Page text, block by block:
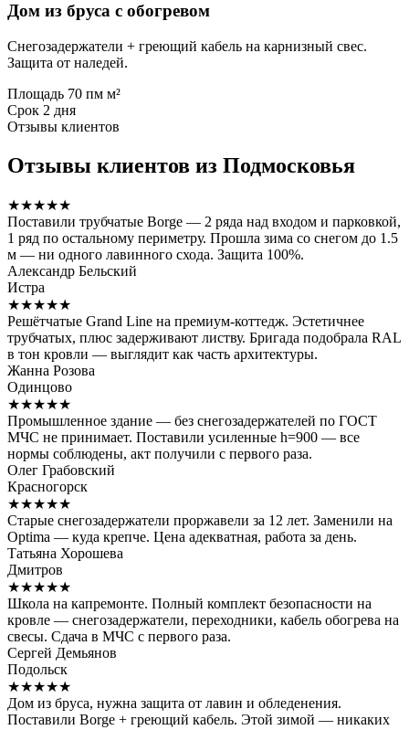
Дом из бруса с обогревом
Снегозадержатели + греющий кабель на карнизный свес.
Защита от наледей.
Площадь 70 пм м²
Срок 2 дня
Отзывы клиентов
Отзывы клиентов из Подмосковья
★★★★★
Поставили трубчатые Borge — 2 ряда над входом и парковкой,
1 ряд по остальному периметру. Прошла зима со снегом до 1.5
м — ни одного лавинного схода. Защита 100%.
Александр Бельский
Истра
★★★★★
Решётчатые Grand Line на премиум-коттедж. Эстетичнее
трубчатых, плюс задерживают листву. Бригада подобрала RAL
в тон кровли — выглядит как часть архитектуры.
Жанна Розова
Одинцово
★★★★★
Промышленное здание — без снегозадержателей по ГОСТ
МЧС не принимает. Поставили усиленные h=900 — все
нормы соблюдены, акт получили с первого раза.
Олег Грабовский
Красногорск
★★★★★
Старые снегозадержатели проржавели за 12 лет. Заменили на
Optima — куда крепче. Цена адекватная, работа за день.
Татьяна Хорошева
Дмитров
★★★★★
Школа на капремонте. Полный комплект безопасности на
кровле — снегозадержатели, переходники, кабель обогрева на
свесы. Сдача в МЧС с первого раза.
Сергей Демьянов
Подольск
★★★★★
Дом из бруса, нужна защита от лавин и обледенения.
Поставили Borge + греющий кабель. Этой зимой — никаких